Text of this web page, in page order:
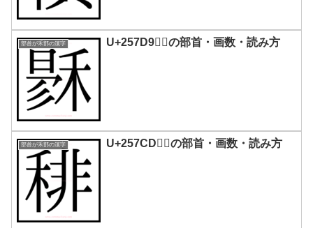
部首が禾部の漢字 U+257D9｜𥟙の部首・画数・読み方
部首が禾部の漢字 U+257CD｜𥟍の部首・画数・読み方